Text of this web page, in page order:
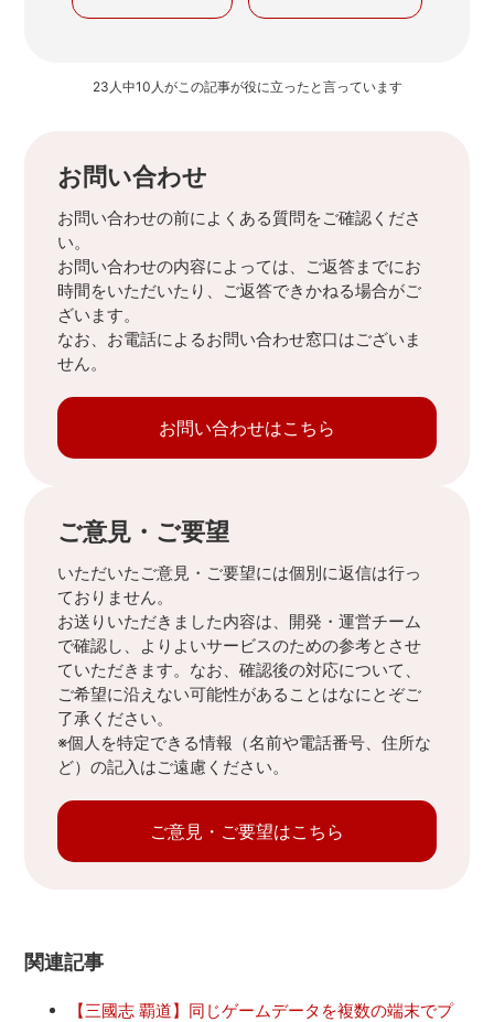
23人中10人がこの記事が役に立ったと言っています
お問い合わせ
お問い合わせの前によくある質問をご確認くださ
い。
お問い合わせの内容によっては、ご返答までにお
時間をいただいたり、ご返答できかねる場合がご
ざいます。
なお、お電話によるお問い合わせ窓口はございま
せん。
お問い合わせはこちら
ご意見・ご要望
いただいたご意見・ご要望には個別に返信は行っ
ておりません。
お送りいただきました内容は、開発・運営チーム
で確認し、よりよいサービスのための参考とさせ
ていただきます。なお、確認後の対応について、
ご希望に沿えない可能性があることはなにとぞご
了承ください。
※個人を特定できる情報（名前や電話番号、住所な
ど）の記入はご遠慮ください。
ご意見・ご要望はこちら
関連記事
【三國志 覇道】同じゲームデータを複数の端末でプ